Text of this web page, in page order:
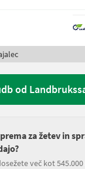
od
za žetev in
več kot